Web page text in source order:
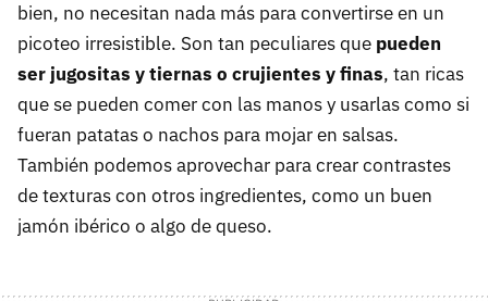
bien, no necesitan nada más para convertirse en un
picoteo irresistible. Son tan peculiares que pueden
ser jugositas y tiernas o crujientes y finas, tan ricas
que se pueden comer con las manos y usarlas como si
fueran patatas o nachos para mojar en salsas.
También podemos aprovechar para crear contrastes
de texturas con otros ingredientes, como un buen
jamón ibérico o algo de queso.